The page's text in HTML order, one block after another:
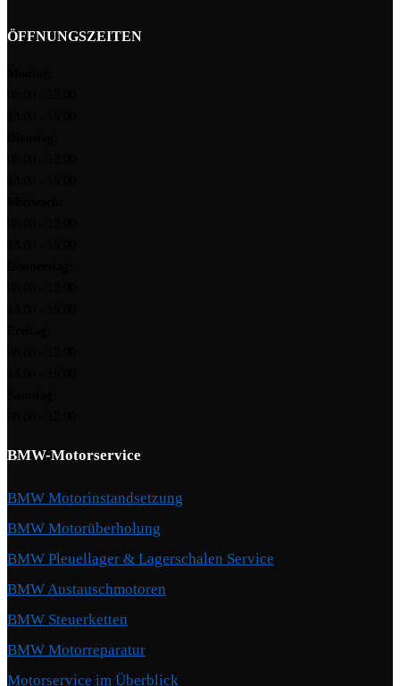
ÖFFNUNGSZEITEN
BMW-Motorservice
BMW Motorinstandsetzung
BMW Motorüberholung
BMW Pleuellager & Lagerschalen Service
BMW Austauschmotoren
BMW Steuerketten
BMW Motorreparatur
Motorservice im Überblick